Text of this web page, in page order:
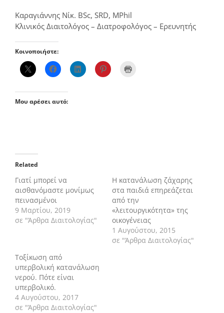
Καραγιάννης Νίκ. BSc, SRD, MPhil
Κλινικός Διαιτολόγος – Διατροφολόγος – Ερευνητής
Κοινοποιήστε:
Μου αρέσει αυτό:
Related
Γιατί μπορεί να
αισθανόμαστε μονίμως
πεινασμένοι
9 Μαρτίου, 2019
σε "Άρθρα Διαιτολογίας"
Η κατανάλωση ζάχαρης
στα παιδιά επηρεάζεται
από την
«λειτουργικότητα» της
οικογένειας
1 Αυγούστου, 2015
σε "Άρθρα Διαιτολογίας"
Τοξίκωση από
υπερβολική κατανάλωση
νερού. Πότε είναι
υπερβολικό.
4 Αυγούστου, 2017
σε "Άρθρα Διαιτολογίας"